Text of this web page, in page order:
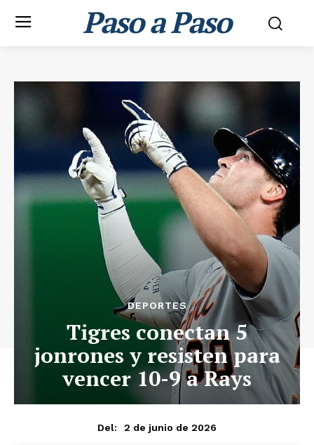
Paso a Paso
DEPORTES
Tigres conectan 5
jonrones y resisten para
vencer 10-9 a Rays
Del: 2 de junio de 2026